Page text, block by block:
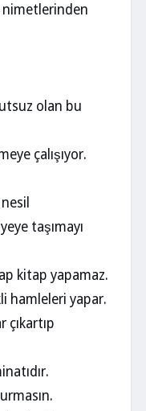
nimetlerinden
olan bu
çalışıyor.
taşımayı
kitap yapamaz.
hamleleri yapar.
çıkartıp